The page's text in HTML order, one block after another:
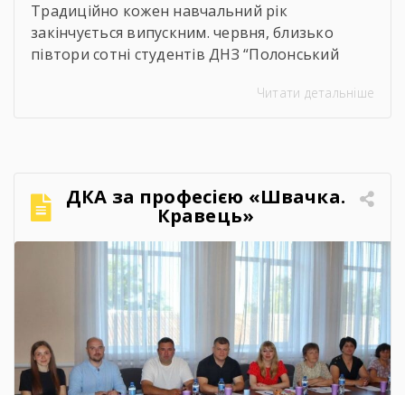
Традиційно кожен навчальний рік
закінчується випускним. червня, близько
півтори сотні студентів ДНЗ “Полонський
одержали дипломи кваліфікованих
привітання та міцні обійми найрідніших. Для
вас, дорогі випускники, закінчився черговий
етап. А далі […]
Читати детальніше
ДКА за професією «Швачка.
Кравець»